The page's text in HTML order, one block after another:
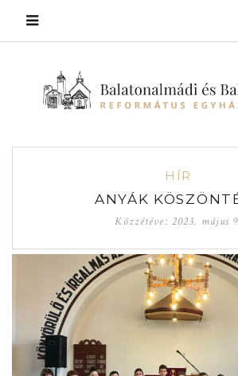
HÍR
ANYÁK
Közzétéve: 2023. május